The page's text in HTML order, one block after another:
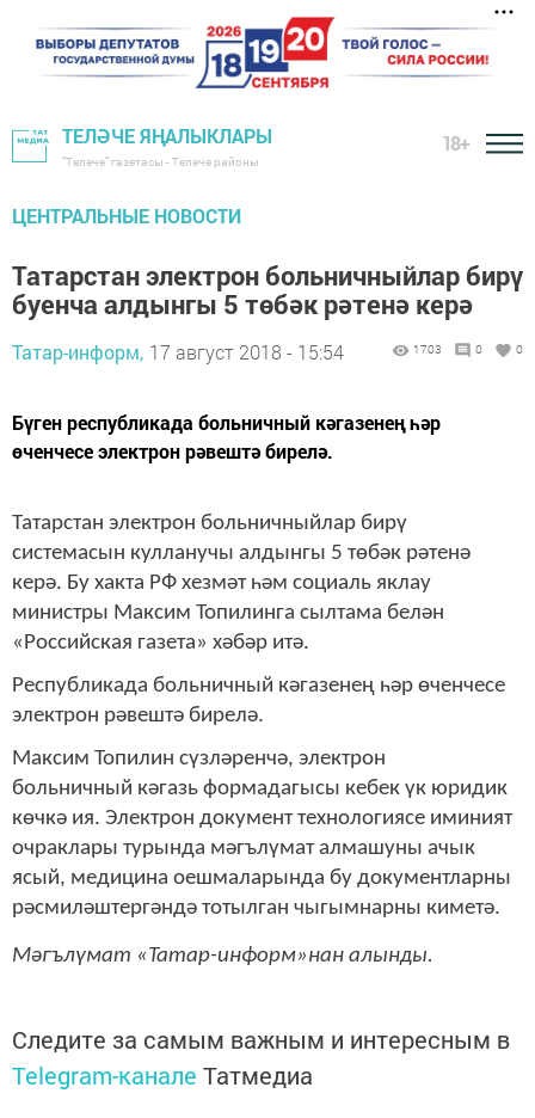
ТЕЛӘЧЕ ЯҢАЛЫКЛАРЫ
"Теләче" газетасы - Теләче районы
18+
ЦЕНТРАЛЬНЫЕ НОВОСТИ
Татарстан электрон больничныйлар бирү
буенча алдынгы 5 төбәк рәтенә керә
Татар-информ, 17 август 2018 - 15:54 1703 0 0
Бүген республикада больничный кәгазенең һәр
өченчесе электрон рәвештә бирелә.
Татарстан электрон больничныйлар бирү
системасын кулланучы алдынгы 5 төбәк рәтенә
керә. Бу хакта РФ хезмәт һәм социаль яклау
министры Максим Топилинга сылтама белән
«Российская газета» хәбәр итә.
Республикада больничный кәгазенең һәр өченчесе
электрон рәвештә бирелә.
Максим Топилин сүзләренчә, электрон
больничный кәгазь формадагысы кебек үк юридик
көчкә ия. Электрон документ технологиясе иминият
очраклары турында мәгълүмат алмашуны ачык
ясый, медицина оешмаларында бу документларны
рәсмиләштергәндә тотылган чыгымнарны киметә.
Мәгълүмат «Татар-информ»нан алынды.
Следите за самым важным и интересным в
Telegram-канале Татмедиа